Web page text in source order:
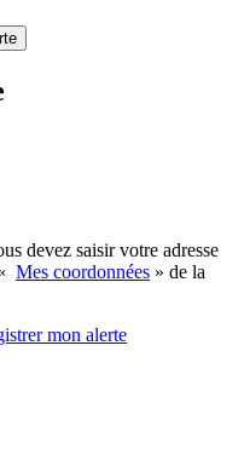
devez saisir votre adresse
Mes coordonnées » de la
mon alerte